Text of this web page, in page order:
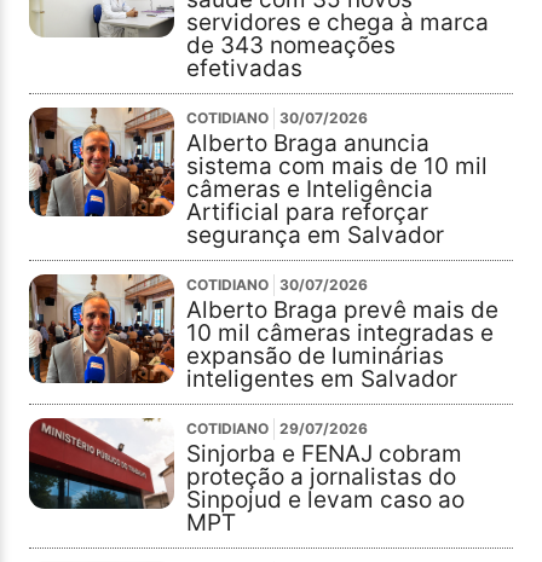
servidores e chega à marca
de 343 nomeações
efetivadas
COTIDIANO 30/07/2026
Alberto Braga anuncia
sistema com mais de 10 mil
câmeras e Inteligência
Artificial para reforçar
segurança em Salvador
COTIDIANO 30/07/2026
Alberto Braga prevê mais de
10 mil câmeras integradas e
expansão de luminárias
inteligentes em Salvador
COTIDIANO 29/07/2026
Sinjorba e FENAJ cobram
proteção a jornalistas do
Sinpojud e levam caso ao
MPT